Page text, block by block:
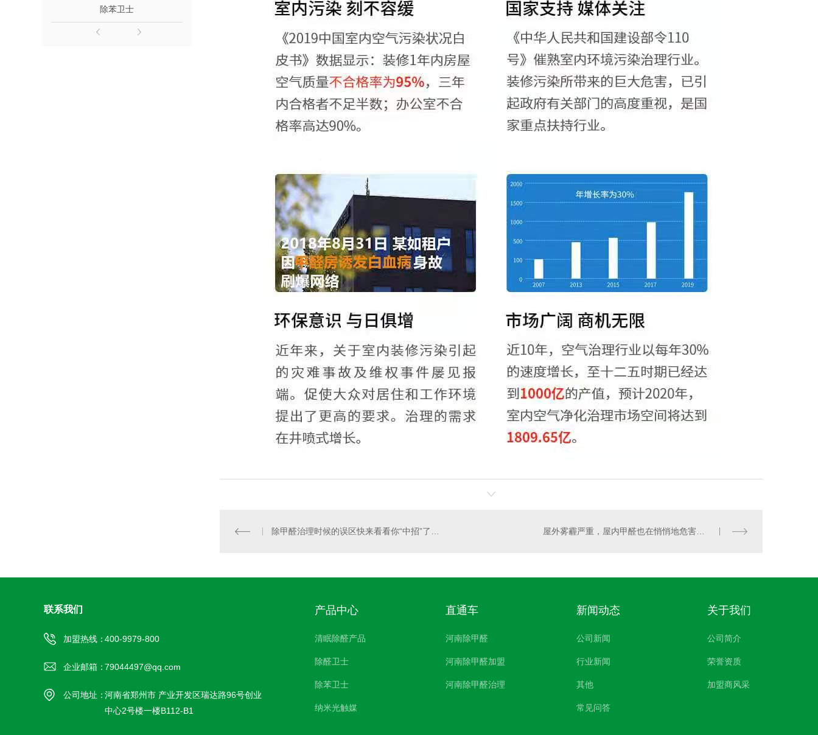
除苯卫士 除醛卫士 高温熏蒸液 纳米光触媒
除甲醛治理时候的误区快来看看你“中招”了没！ 屋外雾霾严重，屋内甲醛也在悄悄地危害人体健康！
联系我们
加盟热线：400-9979-800
企业邮箱：79044497@qq.com
公司地址：河南省郑州市 产业开发区瑞达路96号创业
中心2号楼一楼B112-B1
产品中心
清眠除醛产品
除醛卫士
除苯卫士
纳米光触媒
直通车
河南除甲醛
河南除甲醛加盟
河南除甲醛治理
新闻动态
公司新闻
行业新闻
其他
常见问答
关于我们
公司简介
荣誉资质
加盟商风采